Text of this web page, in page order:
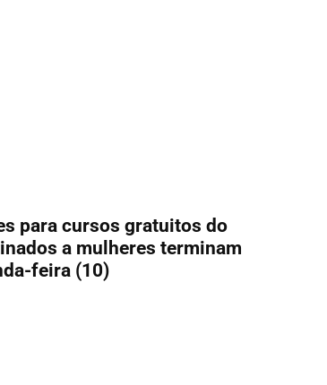
para cursos gratuitos do
a mulheres terminam
feira (10)